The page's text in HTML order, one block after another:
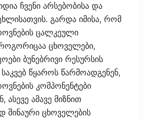
ჩვენი არსებობისა და
გარდა იმისა, რომ
ცალკეული
ცხოველები,
ბუნებრივი რესურსის
წყაროს წარმოადგენენ,
კომპონენტები
ამავე მიზნით
შინაური ცხოველების